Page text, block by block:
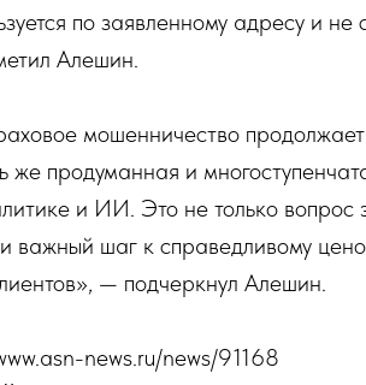
по заявленному адресу и
Алешин.
мошенничество
же продуманная и
и ИИ. Это не только вопрос
важный шаг к справедливому
— подчеркнул Алешин.
news.ru/news/91168